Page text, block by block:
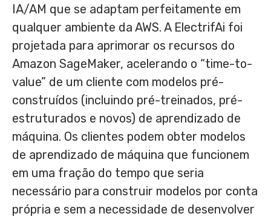
IA/AM que se adaptam perfeitamente em
qualquer ambiente da AWS. A ElectrifAi foi
projetada para aprimorar os recursos do
Amazon SageMaker, acelerando o “time-to-
value” de um cliente com modelos pré-
construídos (incluindo pré-treinados, pré-
estruturados e novos) de aprendizado de
máquina. Os clientes podem obter modelos
de aprendizado de máquina que funcionem
em uma fração do tempo que seria
necessário para construir modelos por conta
própria e sem a necessidade de desenvolver